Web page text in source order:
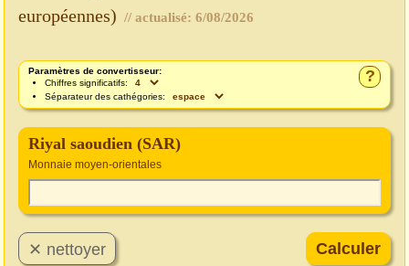
européennes) // actualisé: 6/08/2026
?
Paramètres de convertisseur:
Chiffres significatifs:
Séparateur des cathégories:
Riyal saoudien (SAR)
Monnaie moyen-orientales